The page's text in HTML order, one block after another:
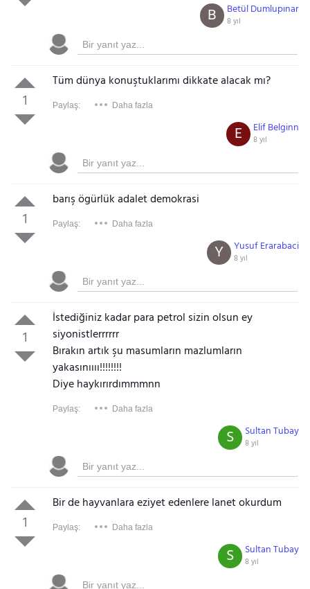
Betül Dumlupınar
8 yıl
B
1
Tüm dünya konuştuklarımı dikkate alacak mı?
Paylaş: Daha fazla
Elif Belginn
8 yıl
E
1
barış ögürlük adalet demokrasi
Paylaş: Daha fazla
Yusuf Erarabaci
8 yıl
Y
1
İstediğiniz kadar para petrol sizin olsun ey
siyonistlerrrrrr
Bırakın artık şu masumların mazlumların
yakasınıııı!!!!!!!!
Diye haykırırdımmmnn
Paylaş: Daha fazla
Sultan Tubay
8 yıl
S
1
Bir de hayvanlara eziyet edenlere lanet okurdum
Paylaş: Daha fazla
Sultan Tubay
8 yıl
S